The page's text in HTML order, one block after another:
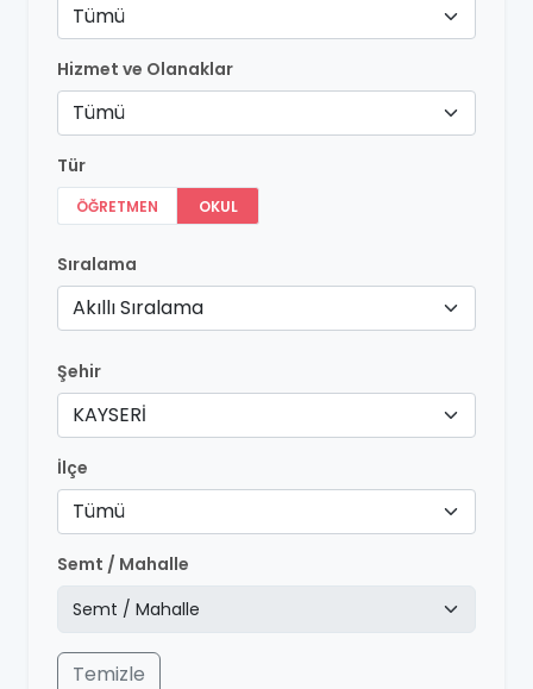
Tümü
Hizmet ve Olanaklar
Tümü
Tür
ÖĞRETMEN OKUL
Sıralama
Akıllı Sıralama
Şehir
KAYSERİ
İlçe
Tümü
Semt / Mahalle
Temizle